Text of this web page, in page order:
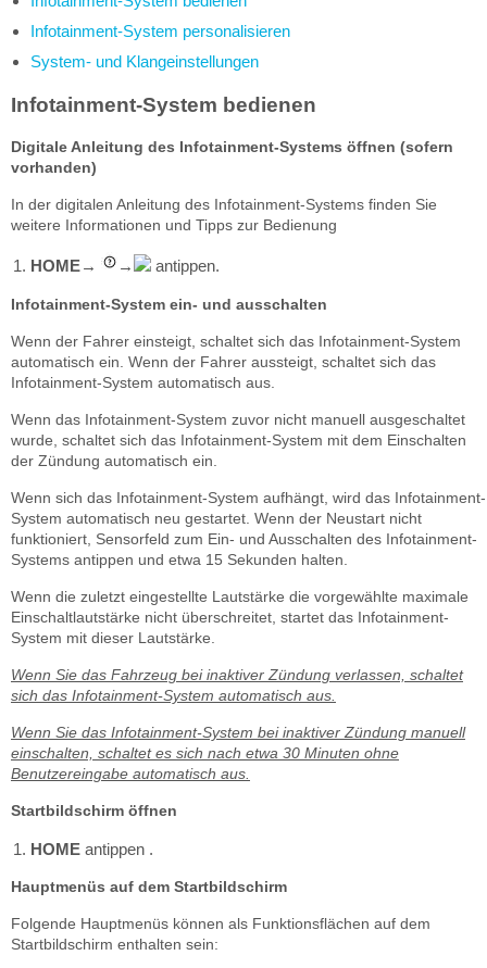
Infotainment-System personalisieren
System- und Klangeinstellungen
Infotainment-System bedienen
Digitale Anleitung des Infotainment-Systems öffnen (sofern
vorhanden)
In der digitalen Anleitung des Infotainment-Systems finden Sie
weitere Informationen und Tipps zur Bedienung
HOME→ → antippen.
Infotainment-System ein- und ausschalten
Wenn der Fahrer einsteigt, schaltet sich das Infotainment-System
automatisch ein. Wenn der Fahrer aussteigt, schaltet sich das
Infotainment-System automatisch aus.
Wenn das Infotainment-System zuvor nicht manuell ausgeschaltet
wurde, schaltet sich das Infotainment-System mit dem Einschalten
der Zündung automatisch ein.
Wenn sich das Infotainment-System aufhängt, wird das Infotainment-
System automatisch neu gestartet. Wenn der Neustart nicht
funktioniert, Sensorfeld zum Ein- und Ausschalten des Infotainment-
Systems antippen und etwa 15 Sekunden halten.
Wenn die zuletzt eingestellte Lautstärke die vorgewählte maximale
Einschaltlautstärke nicht überschreitet, startet das Infotainment-
System mit dieser Lautstärke.
Wenn Sie das Fahrzeug bei inaktiver Zündung verlassen, schaltet
sich das Infotainment-System automatisch aus.
Wenn Sie das Infotainment-System bei inaktiver Zündung manuell
einschalten, schaltet es sich nach etwa 30 Minuten ohne
Benutzereingabe automatisch aus.
Startbildschirm öffnen
HOME antippen .
Hauptmenüs auf dem Startbildschirm
Folgende Hauptmenüs können als Funktionsflächen auf dem
Startbildschirm enthalten sein: